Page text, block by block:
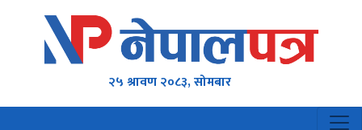
२५ श्रावण २०८३, सोमबार